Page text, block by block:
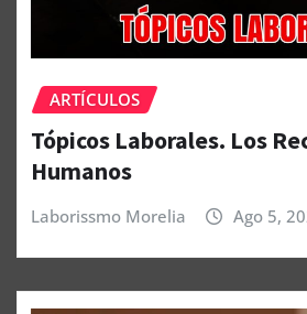
ARTÍCULOS
Tópicos Laborales. Los
Humanos
Laborissmo Morelia Ago 5,